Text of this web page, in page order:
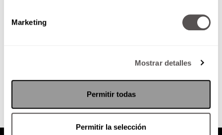
Marketing
Mostrar detalles
Permitir todas
Permitir la selección